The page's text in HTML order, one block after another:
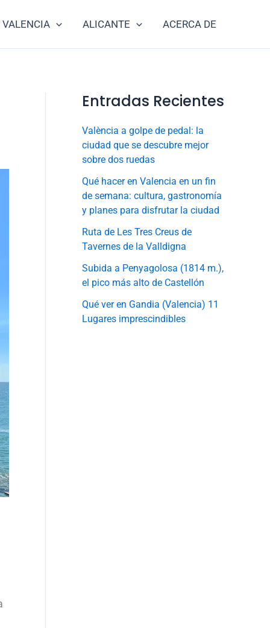
VALENCIA ALICANTE ACERCA DE
Entradas Recientes
València a golpe de pedal: la
ciudad que se descubre mejor
sobre dos ruedas
Qué hacer en Valencia en un fin
de semana: cultura, gastronomía
y planes para disfrutar la ciudad
Ruta de Les Tres Creus de
Tavernes de la Valldigna
Subida a Penyagolosa (1814 m.),
el pico más alto de Castellón
Qué ver en Gandia (Valencia) 11
Lugares imprescindibles